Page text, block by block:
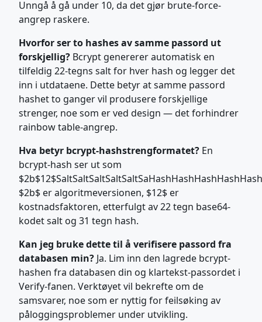
Unngå å gå under 10, da det gjør brute-force-
angrep raskere.
Hvorfor ser to hashes av samme passord ut
forskjellig? Bcrypt genererer automatisk en
tilfeldig 22-tegns salt for hver hash og legger det
inn i utdataene. Dette betyr at samme passord
hashet to ganger vil produsere forskjellige
strenger, noe som er ved design — det forhindrer
rainbow table-angrep.
Hva betyr bcrypt-hashstrengformatet? En
bcrypt-hash ser ut som
$2b$ er algoritmeversionen, $12$ er
kostnadsfaktoren, etterfulgt av 22 tegn base64-
kodet salt og 31 tegn hash.
Kan jeg bruke dette til å verifisere passord fra
databasen min? Ja. Lim inn den lagrede bcrypt-
hashen fra databasen din og klartekst-passordet i
Verify-fanen. Verktøyet vil bekrefte om de
samsvarer, noe som er nyttig for feilsøking av
påloggingsproblemer under utvikling.